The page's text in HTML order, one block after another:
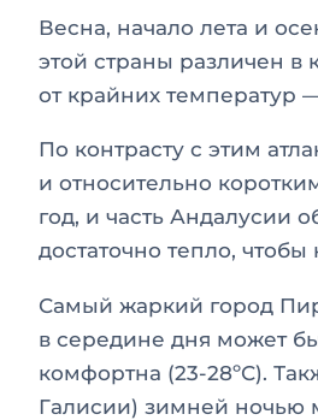
Весна, начало лета и
этой страны различен
от крайних температур
По контрасту с этим
и относительно
год, и часть Андалусии
достаточно тепло, чтобы
Самый жаркий город
в середине дня может
комфортна (23-28ºС).
Галисии) зимней ночью